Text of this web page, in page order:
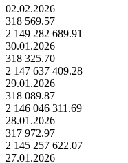
02.02.2026
318 569.57
2 149 282 689.91
30.01.2026
318 325.70
2 147 637 409.28
29.01.2026
318 089.87
2 146 046 311.69
28.01.2026
317 972.97
2 145 257 622.07
27.01.2026